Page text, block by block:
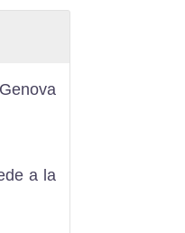
a la